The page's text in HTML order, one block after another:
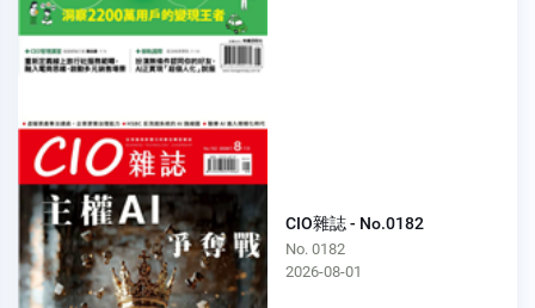
CIO雜誌 - No.0182
No. 0182
2026-08-01